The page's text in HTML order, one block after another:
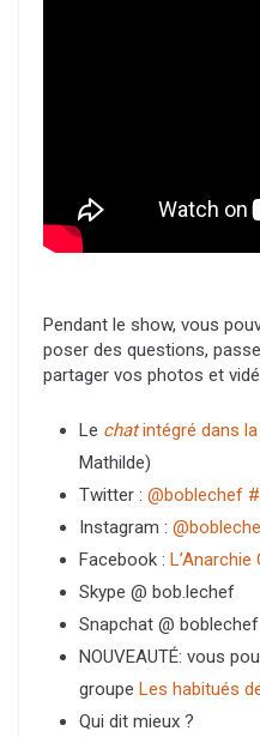
Pendant le show, vous
poser des questions,
partager vos photos et
Le chatintégré dans la
Mathilde)
Twitter : @boblechef
Instagram :
Facebook : L’Anarchie
Skype @ bob.lechef
Snapchat @ boblechef
NOUVEAUTÉ: vous
groupe Les habitués
Qui dit mieux ?